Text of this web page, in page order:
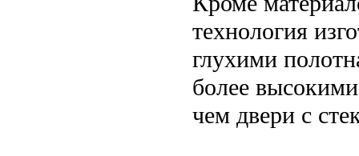
технология
глухими
более
чем двери с